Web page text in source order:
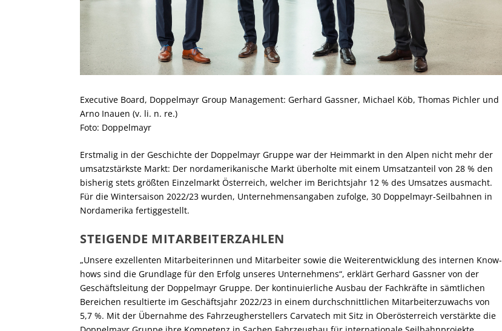
Executive Board, Doppelmayr Group Management: Gerhard Gassner, Michael Köb, Thomas Pichler und
Arno Inauen (v. li. n. re.)
Foto: Doppelmayr
Erstmalig in der Geschichte der Doppelmayr Gruppe war der Heimmarkt in den Alpen nicht mehr der
umsatzstärkste Markt: Der nordamerikanische Markt überholte mit einem Umsatzanteil von 28 % den
bisherig stets größten Einzelmarkt Österreich, welcher im Berichtsjahr 12 % des Umsatzes ausmacht.
Für die Wintersaison 2022/23 wurden, Unternehmensangaben zufolge, 30 Doppelmayr-Seilbahnen in
Nordamerika fertiggestellt.
STEIGENDE MITARBEITERZAHLEN
„Unsere exzellenten Mitarbeiterinnen und Mitarbeiter sowie die Weiterentwicklung des internen Know-
hows sind die Grundlage für den Erfolg unseres Unternehmens“, erklärt Gerhard Gassner von der
Geschäftsleitung der Doppelmayr Gruppe. Der kontinuierliche Ausbau der Fachkräfte in sämtlichen
Bereichen resultierte im Geschäftsjahr 2022/23 in einem durchschnittlichen Mitarbeiterzuwachs von
5,7 %. Mit der Übernahme des Fahrzeugherstellers Carvatech mit Sitz in Oberösterreich verstärkte die